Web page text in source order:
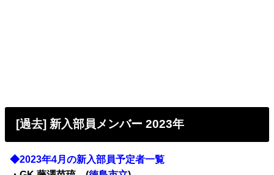
[過去] 新入部員メンバー 2023年
◆2023年4月の新入部員予定者一覧